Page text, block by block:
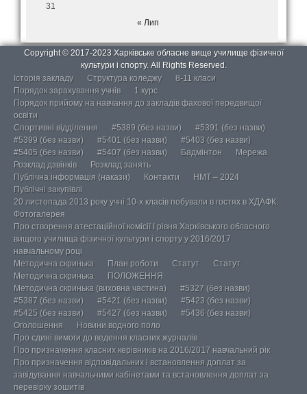
31
« Лип
Copyright © 2017-2023 Харківське обласне вище училище фізичної
культури і спорту. All Rights Reserved.
Історія закладу
Структура коледжу
8-11 класи
Порядок зарахування учнів
1 курс
Порядок прийому на навчання до закладів фахової передвищої
освіти
Спортивні відділення
#5389 (без назви)
#5391 (без назви)
#5399 (без назви)
#5401 (без назви)
#5403 (без назви)
#5405 (без назви)
#5407 (без назви) Бадмінтон
Мережа
Розклад дзвінків
Розклад занять
Публічна інформація (накази)
Контакти
НМТ – 2024
Публічні закупівлі
20 листопада 2013 року учні 10-х класів побували в гостях в ХДАФК.
Фотогалерея
Про створення атестаційної комісії І рівня Харківського обласного
вищого училища фізичної культури і спорту у 2016/2017
навчальному році
Методична скринька
План роботи Статут
Статут
Методична скринька
ПОЛОЖЕННЯ
Методична скринька (виховна частина)
#5327 (без назви)
#5387 (без назви)
#5421 (без назви)
#5423 (без назви)
#5425 (без назви)
#5427 (без назви)
#5436 (без назви)
Оголошення
Новини водного поло
Про єдині вимоги до ведення класних журналів
Про призначення класних керівників на 2016/2017 навчальний рік
Про призначення відповідальних і встановлення доплат за
завідування навчальними кабінетами та встановлення доплат за
перевірку зошитів